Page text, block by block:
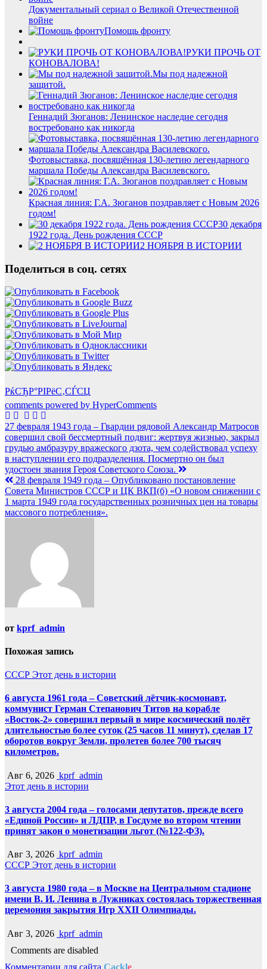
Документальный сериал о Великой Отечественной
войне
Помощь фронту
РУКИ ПРОЧЬ ОТ
КОНОВАЛОВА!
Мы под надежной
защитой.
Геннадий Зюганов: Ленинское наследие сегодня
востребовано как никогда
Фотовыставка, посвящённая 130‑летию легендарного
маршала Победы Александра Василевского.
Красная линия: Г.А. Зюганов поздравляет с Новым 2026
годом!
30 декабря
1922 года. День рождения СССР
2 НОЯБРЯ В ИСТОРИИ
Поделиться в соц. сетях
РќСЂР°РІРёС‚СЃСЏ
comments powered by HyperComments
Навигация
по
записям
27 февраля 1943 года – Гвардии рядовой Александр Матросов
совершил свой бессмертный подвиг: жертвуя жизнью, закрыл
грудью амбразуру вражеского дзота, чем содействовал успеху
в наступлении его подразделения. Посмертно он был
удостоен звания Героя Советского Союза.
28 февраля 1949 года – Опубликовано постановление
Совета Министров СССР и ЦК ВКП(б) «О новом снижении с
1 марта 1949 года государственных розничных цен на товары
массового потребления».
от kprf_admin
Похожая запись
СССР Этот день в истории
6 августа 1961 года – Советский лётчик-космонавт,
коммунист Герман Степанович Титов на корабле
«Восток-2» совершил первый в мире космический полёт
длительностью более суток (25 часов 11 минут), сделав 17
оборотов вокруг Земли, пролетев более 700 тысяч
километров.
Авг 6, 2026 kprf_admin
Этот день в истории
3 августа 2004 года – голосами депутатов, прежде всего
«Единой России» и ЛДПР, в Госдуме во втором чтении
принят закон о монетизации льгот (№122-ФЗ).
Авг 3, 2026 kprf_admin
СССР Этот день в истории
3 августа 1980 года – в Москве на Центральном стадионе
имени В. И. Ленина в Лужниках состоялась торжественная
церемония закрытия Игр XXII Олимпиады.
Авг 3, 2026 kprf_admin
Comments are disabled
Комментарии для сайта Cackle